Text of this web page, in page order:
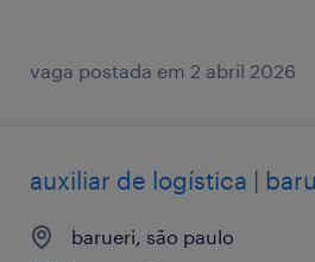
vaga postada em 2 abril 2026
auxiliar de logística |
barueri, são paulo